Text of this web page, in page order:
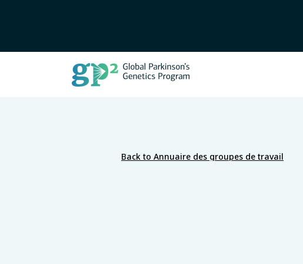
Back to Annuaire des groupes de travail